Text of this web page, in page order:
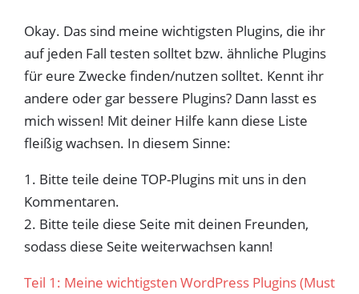
Okay. Das sind meine wichtigsten Plugins, die ihr
auf jeden Fall testen solltet bzw. ähnliche Plugins
für eure Zwecke finden/nutzen solltet. Kennt ihr
andere oder gar bessere Plugins? Dann lasst es
mich wissen! Mit deiner Hilfe kann diese Liste
fleißig wachsen. In diesem Sinne:
1. Bitte teile deine TOP-Plugins mit uns in den
Kommentaren.
2. Bitte teile diese Seite mit deinen Freunden,
sodass diese Seite weiterwachsen kann!
Teil 1: Meine wichtigsten WordPress Plugins (Must